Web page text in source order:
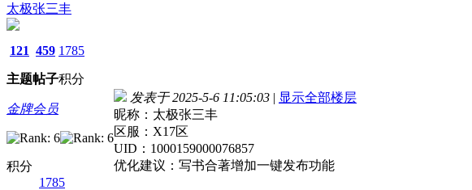
太极张三丰
121
主题
459
帖子
1785
积分
金牌会员
积分
1785
发表于 2025-5-6 11:05:03 | 显示全部楼层
昵称：太极张三丰
区服：X17区
UID：1000159000076857
优化建议：写书合著增加一键发布功能